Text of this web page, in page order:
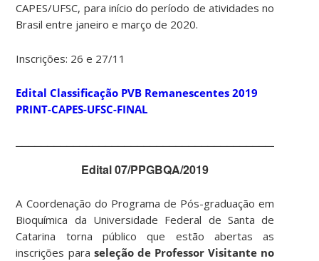
CAPES/UFSC, para início do período de atividades no
Brasil entre janeiro e março de 2020.
Inscrições: 26 e 27/11
Edital Classificação PVB Remanescentes 2019
PRINT-CAPES-UFSC-FINAL
Edital 07/PPGBQA/2019
A Coordenação do Programa de Pós-graduação em
Bioquímica da Universidade Federal de Santa de
Catarina torna público que estão abertas as
inscrições para seleção de Professor Visitante no